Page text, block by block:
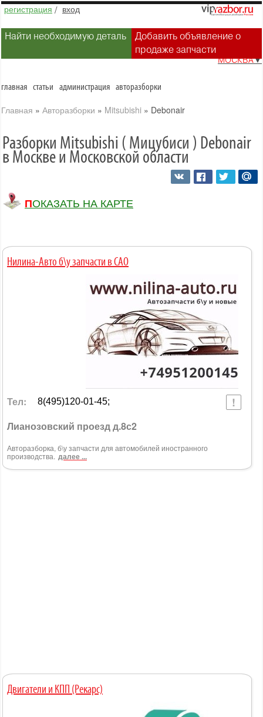
регистрация / вход
Найти необходимую деталь
Добавить объявление о
продаже запчасти
МОСКВА▼
главная статьи администрация авторазборки
Главная » Авторазборки » Mitsubishi » Debonair
Разборки Mitsubishi ( Мицубиси ) Debonair
в Москве и Московской области
ПОКАЗАТЬ НА КАРТЕ
Нилина-Авто б\у запчасти в САО
Тел: 8(495)120-01-45;
Лианозовский проезд д.8с2
Авторазборка, б\у запчасти для автомобилей иностранного
производства. далее ...
Двигатели и КПП (Рекарс)